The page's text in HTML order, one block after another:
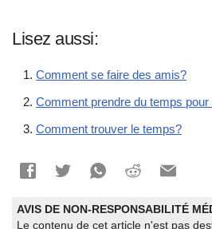
Lisez aussi:
Comment se faire des amis?
Comment prendre du temps pour
Comment trouver le temps?
AVIS DE NON-RESPONSABILITÉ
Le contenu de cet article n'est pas